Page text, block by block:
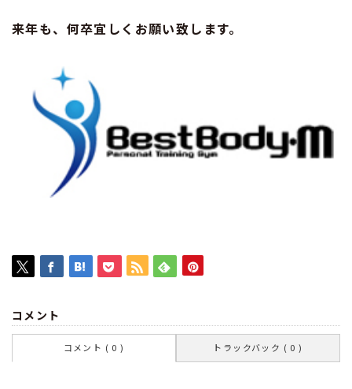
来年も、何卒宜しくお願い致します。
コメント
コメント ( 0 ) トラックバック ( 0 )